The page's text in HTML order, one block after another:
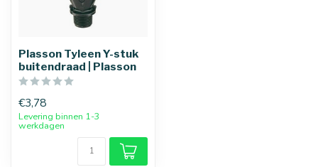
Plasson Tyleen Y-stuk
buitendraad | Plasson
€3,78
Levering binnen 1-3
werkdagen